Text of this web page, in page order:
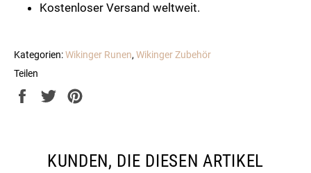
Kostenloser Versand weltweit.
Kategorien:Wikinger Runen,Wikinger Zubehör
Teilen
Auf
Auf
KUNDEN, DIE DIESEN ARTIKEL